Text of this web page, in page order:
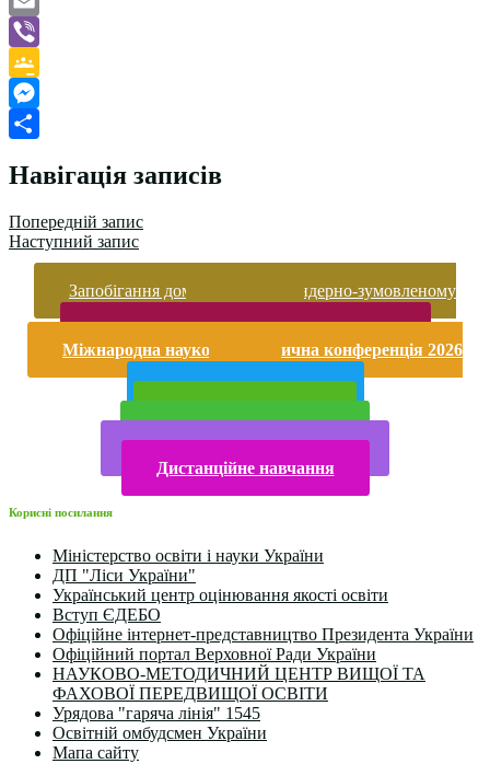
Email
Viber
Google
Classroom
Messenger
Навігація записів
Попередній запис
Наступний запис
Запобігання домашньому та гендерно-зумовленому
Міжнародна науково-практична конференція 2026
Дистанційне навчання
Корисні посилання
Міністерство освіти і науки України
ДП "Ліси України"
Український центр оцінювання якості освіти
Вступ ЄДЕБО
Офіційне інтернет-представництво Президента України
Офіційний портал Верховної Ради України
НАУКОВО-МЕТОДИЧНИЙ ЦЕНТР ВИЩОЇ ТА
ФАХОВОЇ ПЕРЕДВИЩОЇ ОСВІТИ
Урядова "гаряча лінія" 1545
Освітній омбудсмен України
Мапа сайту